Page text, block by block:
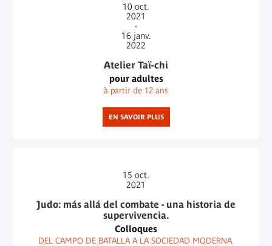
10 oct.
2021
-
16 janv.
2022
Atelier Taï-chi
pour adultes
à partir de 12 ans
EN SAVOIR PLUS
15 oct.
2021
Judo: más allá del combate - una historia de
supervivencia.
Colloques
DEL CAMPO DE BATALLA A LA SOCIEDAD MODERNA.